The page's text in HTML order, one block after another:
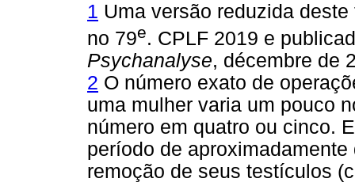
1 Uma versão reduzida
no 79e. CPLF 2019 e
Psychanalyse, décembre de
2 O número exato de
uma mulher varia um pouco
número em quatro ou cinco.
período de
remoção de seus testículos